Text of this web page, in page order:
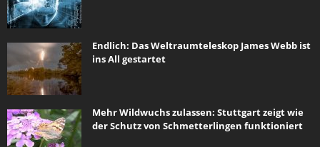
Endlich: Das Weltraumteleskop James Webb ist
ins All gestartet
Mehr Wildwuchs zulassen: Stuttgart zeigt wie
der Schutz von Schmetterlingen funktioniert